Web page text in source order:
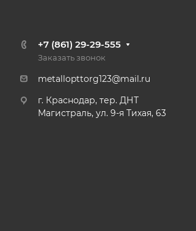
+7 (861) 29-29-555
Заказать звонок
metallopttorg123@mail.ru
г. Краснодар, тер. ДНТ
Магистраль, ул. 9-я Тихая, 63